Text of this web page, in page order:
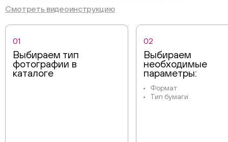
Смотреть видеоинструкцию
01
Выбираем тип
фотографии в
каталоге
02
Выбираем
необходимые
параметры:
Формат
Тип бумаги